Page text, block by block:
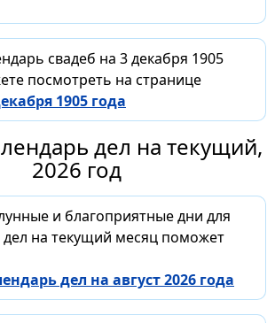
свадеб на 3 декабря 1905
посмотреть на странице
1905 года
дел на текущий,
2026 год
и благоприятные дни для
на текущий месяц поможет
дел на август 2026 года